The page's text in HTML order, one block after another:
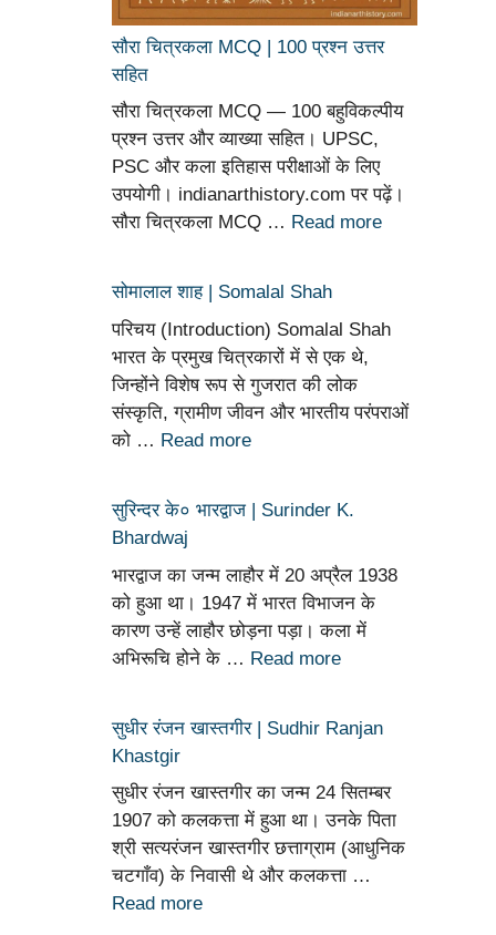
सौरा चित्रकला MCQ | 100 प्रश्न उत्तर
सहित
सौरा चित्रकला MCQ — 100 बहुविकल्पीय
प्रश्न उत्तर और व्याख्या सहित। UPSC,
PSC और कला इतिहास परीक्षाओं के लिए
उपयोगी। indianarthistory.com पर पढ़ें।
सौरा चित्रकला MCQ … Read more
सोमालाल शाह | Somalal Shah
परिचय (Introduction) Somalal Shah
भारत के प्रमुख चित्रकारों में से एक थे,
जिन्होंने विशेष रूप से गुजरात की लोक
संस्कृति, ग्रामीण जीवन और भारतीय परंपराओं
को … Read more
सुरिन्दर के० भारद्वाज | Surinder K.
Bhardwaj
भारद्वाज का जन्म लाहौर में 20 अप्रैल 1938
को हुआ था। 1947 में भारत विभाजन के
कारण उन्हें लाहौर छोड़ना पड़ा। कला में
अभिरूचि होने के … Read more
सुधीर रंजन खास्तगीर | Sudhir Ranjan
Khastgir
सुधीर रंजन खास्तगीर का जन्म 24 सितम्बर
1907 को कलकत्ता में हुआ था। उनके पिता
श्री सत्यरंजन खास्तगीर छत्ताग्राम (आधुनिक
चटगाँव) के निवासी थे और कलकत्ता …
Read more